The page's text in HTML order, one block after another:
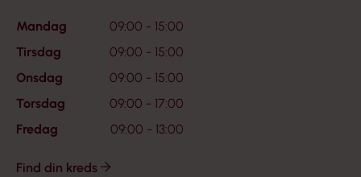
Mandag
09:00 - 15:00
Tirsdag
09:00 - 15:00
Onsdag
09:00 - 15:00
Torsdag
09:00 - 17:00
Fredag
09:00 - 13:00
Find din kreds